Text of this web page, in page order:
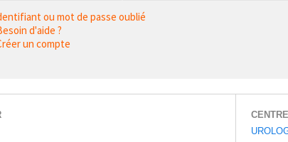
ou mot de passe oublié
d'aide ?
un compte